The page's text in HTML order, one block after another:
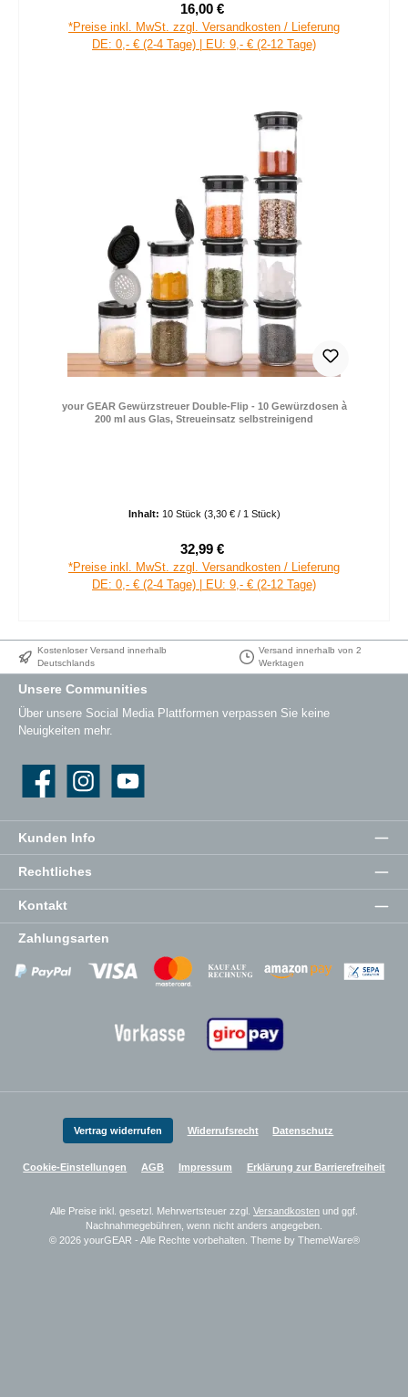
Verkaufspreis:
16,00 €
*Preise inkl. MwSt. zzgl. Versandkosten / Lieferung
DE: 0,- € (2-4 Tage) | EU: 9,- € (2-12 Tage)
your GEAR Gewürzstreuer Double-Flip - 10 Gewürzdosen à
200 ml aus Glas, Streueinsatz selbstreinigend
Inhalt: 10 Stück (3,30 € / 1 Stück)
Verkaufspreis:
32,99 €
*Preise inkl. MwSt. zzgl. Versandkosten / Lieferung
DE: 0,- € (2-4 Tage) | EU: 9,- € (2-12 Tage)
Kostenloser Versand innerhalb
Deutschlands
Versand innerhalb von 2
Werktagen
Kunden Info
Rechtliches
Kontakt
Unsere Communities
Über unsere Social Media Plattformen verpassen Sie keine
Neuigkeiten mehr.
Instagram YouTube
Zahlungsarten
Zahlungsanbieter Zahlungsanbieter
Zahlungsanbieter
Vertrag widerrufen Widerrufsrecht Datenschutz
Cookie-Einstellungen AGB Impressum Erklärung zur Barrierefreiheit
Alle Preise inkl. gesetzl. Mehrwertsteuer zzgl. Versandkosten und ggf.
Nachnahmegebühren, wenn nicht anders angegeben.
© 2026 yourGEAR - Alle Rechte vorbehalten. Theme by ThemeWare®